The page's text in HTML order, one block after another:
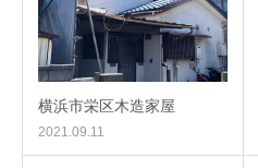
横浜市栄区木造家屋
2021.09.11